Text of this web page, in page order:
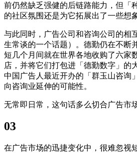
前仍然缺乏强健的后链路能力，但「
的社区氛围还是为它拓展出了一些想
与此同时，广告公司和咨询公司的相
生常谈的一个话题）。德勤仍在不断
短几个月间就在世界各地收购了六家
店，并将它们打包进「德勤数字」的
中国广告人最近开办的「群玉山咨询
向咨询业延伸的可能性。
无常即日常，这句话多么切合广告市
03
在广告市场的迅捷变化中，很难忽视